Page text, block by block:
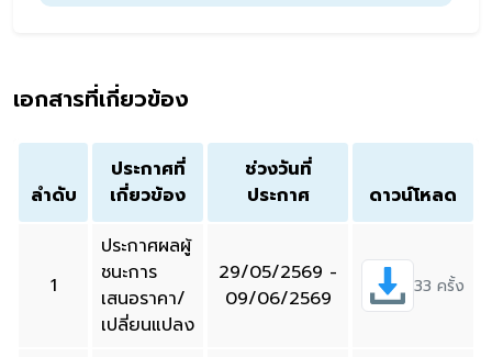
เอกสารที่เกี่ยวข้อง
ลำดับ
ประกาศที่
เกี่ยวข้อง
ช่วงวันที่
ประกาศ
ดาวน์โหลด
1
ประกาศผลผู้
ชนะการ
เสนอราคา/
เปลี่ยนแปลง
29/05/2569 -
09/06/2569
33 ครั้ง